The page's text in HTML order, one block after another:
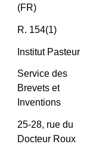
(FR)
R. 154(1)
Institut Pasteur
Service des
Brevets et
Inventions
25-28, rue du
Docteur Roux